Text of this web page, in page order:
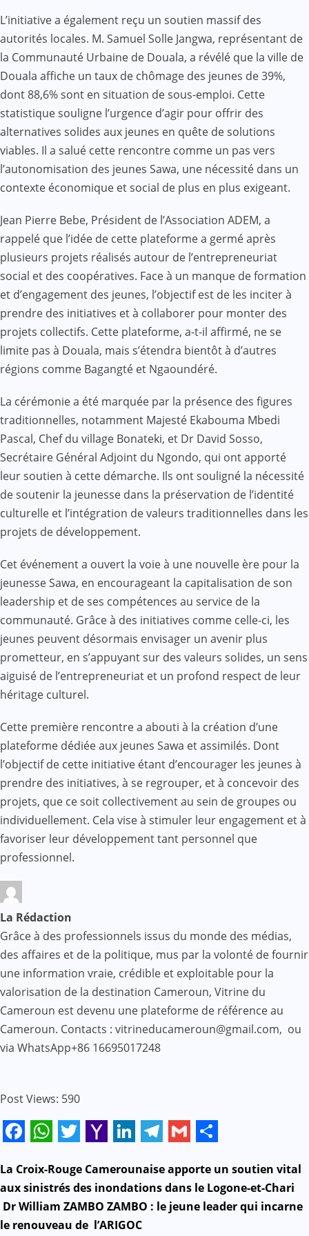
L’initiative a également reçu un soutien massif des
autorités locales. M. Samuel Solle Jangwa, représentant de
la Communauté Urbaine de Douala, a révélé que la ville de
Douala affiche un taux de chômage des jeunes de 39%,
dont 88,6% sont en situation de sous-emploi. Cette
statistique souligne l’urgence d’agir pour offrir des
alternatives solides aux jeunes en quête de solutions
viables. Il a salué cette rencontre comme un pas vers
l’autonomisation des jeunes Sawa, une nécessité dans un
contexte économique et social de plus en plus exigeant.
Jean Pierre Bebe, Président de l’Association ADEM, a
rappelé que l’idée de cette plateforme a germé après
plusieurs projets réalisés autour de l’entrepreneuriat
social et des coopératives. Face à un manque de formation
et d’engagement des jeunes, l’objectif est de les inciter à
prendre des initiatives et à collaborer pour monter des
projets collectifs. Cette plateforme, a-t-il affirmé, ne se
limite pas à Douala, mais s’étendra bientôt à d’autres
régions comme Bagangté et Ngaoundéré.
La cérémonie a été marquée par la présence des figures
traditionnelles, notamment Majesté Ekabouma Mbedi
Pascal, Chef du village Bonateki, et Dr David Sosso,
Secrétaire Général Adjoint du Ngondo, qui ont apporté
leur soutien à cette démarche. Ils ont souligné la nécessité
de soutenir la jeunesse dans la préservation de l’identité
culturelle et l’intégration de valeurs traditionnelles dans les
projets de développement.
Cet événement a ouvert la voie à une nouvelle ère pour la
jeunesse Sawa, en encourageant la capitalisation de son
leadership et de ses compétences au service de la
communauté. Grâce à des initiatives comme celle-ci, les
jeunes peuvent désormais envisager un avenir plus
prometteur, en s’appuyant sur des valeurs solides, un sens
aiguisé de l’entrepreneuriat et un profond respect de leur
héritage culturel.
Cette première rencontre a abouti à la création d’une
plateforme dédiée aux jeunes Sawa et assimilés. Dont
l’objectif de cette initiative étant d’encourager les jeunes à
prendre des initiatives, à se regrouper, et à concevoir des
projets, que ce soit collectivement au sein de groupes ou
individuellement. Cela vise à stimuler leur engagement et à
favoriser leur développement tant personnel que
professionnel.
La Rédaction
Grâce à des professionnels issus du monde des médias,
des affaires et de la politique, mus par la volonté de fournir
une information vraie, crédible et exploitable pour la
valorisation de la destination Cameroun, Vitrine du
Cameroun est devenu une plateforme de référence au
Cameroun. Contacts : vitrineducameroun@gmail.com, ou
via WhatsApp+86 16695017248
Post Views: 590
Mail
N
a
La Croix-Rouge Camerounaise apporte un soutien vital
aux sinistrés des inondations dans le Logone-et-Chari
Dr William ZAMBO ZAMBO : le jeune leader qui incarne
le renouveau de l’ARIGOC